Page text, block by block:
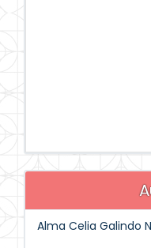
Alma Celia Galindo